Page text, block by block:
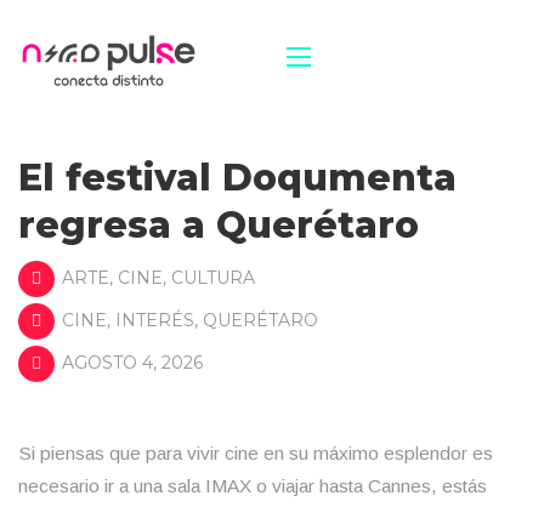
El festival Doqumenta
regresa a Querétaro
ARTE, CINE, CULTURA
CINE, INTERÉS, QUERÉTARO
AGOSTO 4, 2026
Si piensas que para vivir cine en su máximo esplendor es
necesario ir a una sala IMAX o viajar hasta Cannes, estás